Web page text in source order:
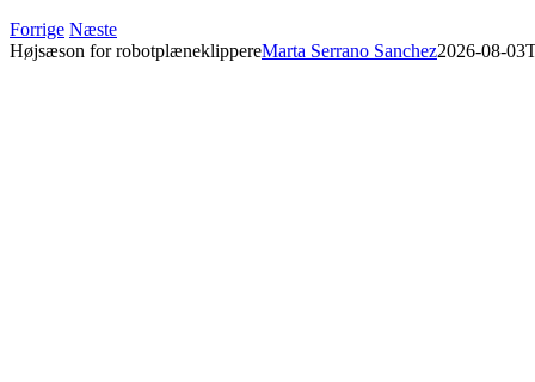
Forrige Næste
Højsæson for robotplæneklippereMarta Serrano Sanchez2026-08-